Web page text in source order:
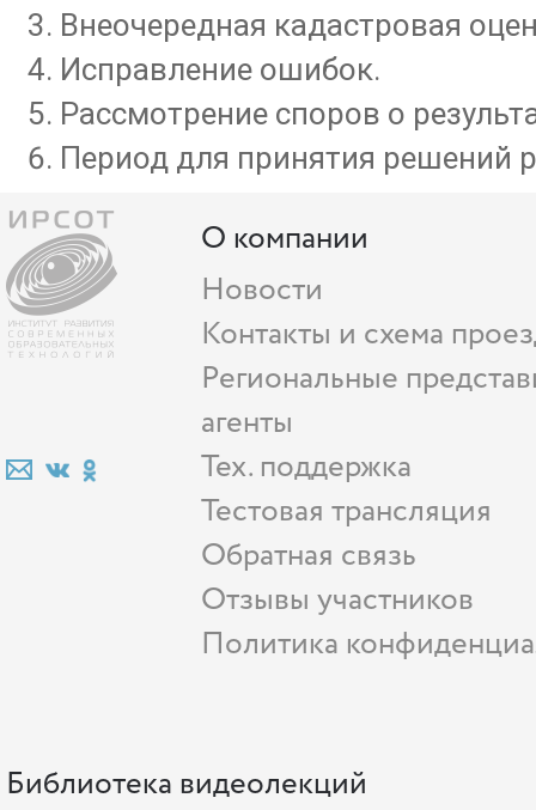
Внеочередная кадастровая
Исправление ошибок.
Рассмотрение споров о
Период для принятия решений
О компании
Новости
Контакты и схема
Региональные
агенты
Тех. поддержка
Тестовая трансляция
Обратная связь
Отзывы участников
Политика
Библиотека видеолекций